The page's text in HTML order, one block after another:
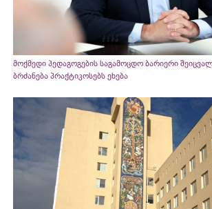
მოქმედი პედაგოგების საგამოცდო ბარიერი
ბრძანება პრაქტიკოსებს ეხება